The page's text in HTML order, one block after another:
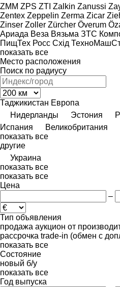
ZMM ZPS ZTI Zalkin Zanussi
Zentex Zeppelin Zerma Zicar
Zinser Zoller Zürcher Överum
Ариада Веза Вязьма ЗТС
ПищТех Росс Схід
показать все
Место расположения
Поиск по радиусу
Таджикистан Европа
Нидерланды
Эстония
Испания
Великобритания
показать все
другие
Украина
показать все
показать все
Цена
–
Тип объявления
продажа аукцион от
рассрочка trade-in (обмен с
показать все
Состояние
новый б/у
показать все
Год выпуска